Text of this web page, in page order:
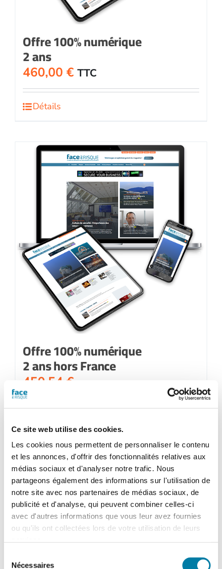
Ce site web utilise des cookies.
Les cookies nous permettent de personnaliser le contenu
et les annonces, d'offrir des fonctionnalités relatives aux
médias sociaux et d'analyser notre trafic. Nous
partageons également des informations sur l'utilisation de
notre site avec nos partenaires de médias sociaux, de
publicité et d'analyse, qui peuvent combiner celles-ci
avec d'autres informations que vous leur avez fournies
ou qu'ils ont collectées lors de votre utilisation de leurs
Nécessaires
Offre 100% numérique
2 ans
460,00 € TTC
Détails
Offre 100% numérique
2 ans hors France
450,54 €